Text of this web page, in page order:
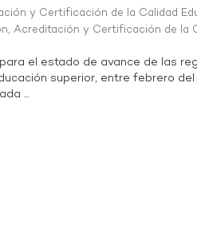
y Certificación de la Calidad
Acreditación y Certificación de la
el estado de avance de las
superior, entre febrero del
...